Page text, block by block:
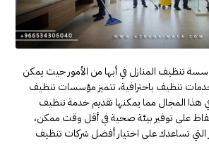
تنظيف المنازل في أبها من الأمور حيث يمكن
تنظيف باحترافية، تتميز مؤسسات تنظيف
في هذا المجال مما يمكنها تقديم خدمة تنظيف
على توفير بيئة صحية في أقل وقت ممكن،
التي تساعدك على اختيار أفضل شركات تنظيف